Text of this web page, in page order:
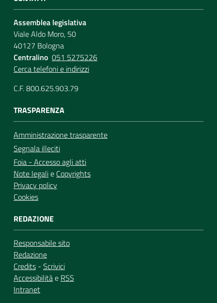
Assemblea legislativa
Viale Aldo Moro, 50
40127 Bologna
Centralino 051 5275226
Cerca telefoni e indirizzi
C.F. 800.625.903.79
TRASPARENZA
Amministrazione trasparente
Segnala illeciti
Foia - Accesso agli atti
Note legalie Copyrights
Privacy policy
Cookies
REDAZIONE
Responsabile sito
Redazione
Credits - Scrivici
Accessibilitàe RSS
Intranet